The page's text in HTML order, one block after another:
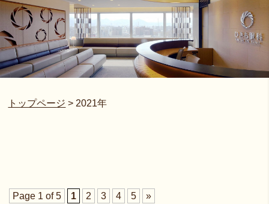
トップページ > 2021年
Page 1 of 5 1 2 3 4 5
»